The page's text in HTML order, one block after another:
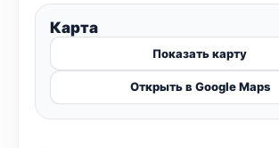
Карта
Показать карту
Открыть в Google Maps